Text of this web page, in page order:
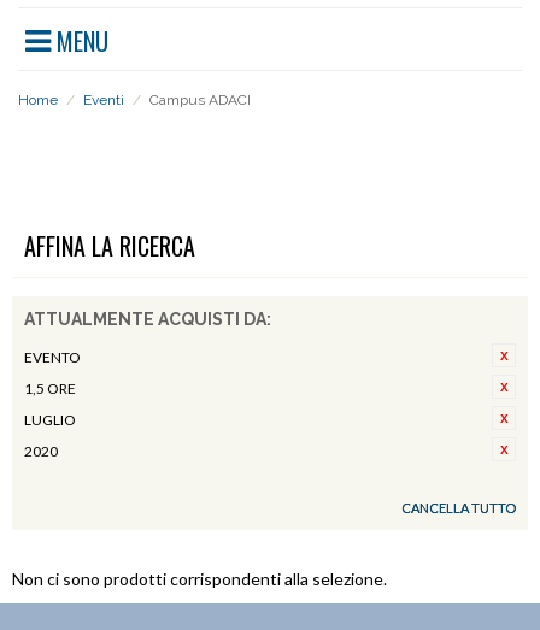
MENU
Home / Eventi / Campus ADACI
AFFINA LA RICERCA
ATTUALMENTE ACQUISTI DA:
EVENTO
1,5 ORE
LUGLIO
2020
CANCELLA TUTTO
Non ci sono prodotti corrispondenti alla selezione.